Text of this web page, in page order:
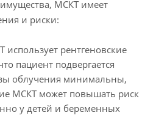
МСКТ имеет
и риски:
использует рентгеновские
пациент подвергается
облучения минимальны,
МСКТ может повышать риск
у детей и беременных